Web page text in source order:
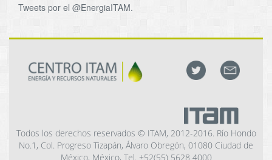
Tweets por el @EnergiaITAM.
Todos los derechos reservados © ITAM, 2012-2016. Río Hondo
No.1, Col. Progreso Tizapán, Álvaro Obregón, 01080 Ciudad de
México, México, Tel. +52(55) 5628 4000